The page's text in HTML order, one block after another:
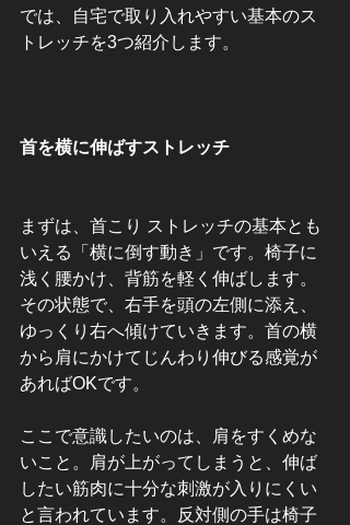
では、自宅で取り入れやすい基本のス
トレッチを3つ紹介します。
首を横に伸ばすストレッチ
まずは、首こり ストレッチの基本とも
いえる「横に倒す動き」です。椅子に
浅く腰かけ、背筋を軽く伸ばします。
その状態で、右手を頭の左側に添え、
ゆっくり右へ傾けていきます。首の横
から肩にかけてじんわり伸びる感覚が
あればOKです。
ここで意識したいのは、肩をすくめな
いこと。肩が上がってしまうと、伸ば
したい筋肉に十分な刺激が入りにくい
と言われています。反対側の手は椅子